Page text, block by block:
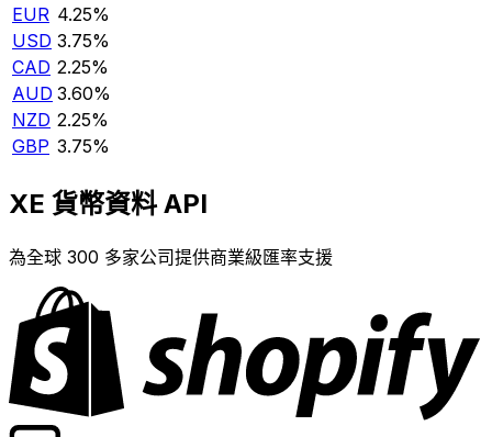
EUR 4.25%
USD 3.75%
CAD 2.25%
AUD 3.60%
NZD 2.25%
GBP 3.75%
XE 貨幣資料 API
為全球 300 多家公司提供商業級匯率支援